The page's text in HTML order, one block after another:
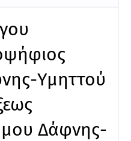
Υμηττού
Δάφνης-